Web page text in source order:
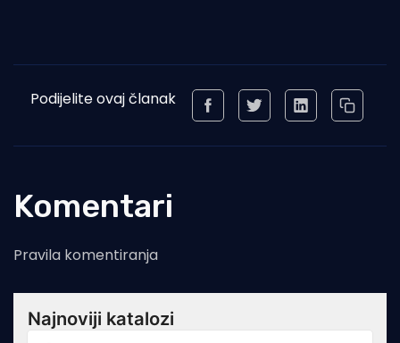
Podijelite ovaj članak
Komentari
Pravila komentiranja